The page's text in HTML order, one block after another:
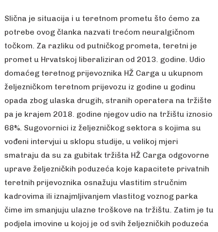
Slična je situacija i u teretnom prometu što ćemo za
potrebe ovog članka nazvati trećom neuralgičnom
točkom. Za razliku od putničkog prometa, teretni je
promet u Hrvatskoj liberaliziran od 2013. godine. Udio
domaćeg teretnog prijevoznika HŽ Carga u ukupnom
željezničkom teretnom prijevozu iz godine u godinu
opada zbog ulaska drugih, stranih operatera na tržište
pa je krajem 2018. godine njegov udio na tržištu iznosio
68%. Sugovornici iz željezničkog sektora s kojima su
vođeni intervjui u sklopu studije, u velikoj mjeri
smatraju da su za gubitak tržišta HŽ Carga odgovorne
uprave željezničkih poduzeća koje kapacitete privatnih
teretnih prijevoznika osnažuju vlastitim stručnim
kadrovima ili iznajmljivanjem vlastitog voznog parka
čime im smanjuju ulazne troškove na tržištu. Zatim je tu
podjela imovine u kojoj je od svih željezničkih poduzeća